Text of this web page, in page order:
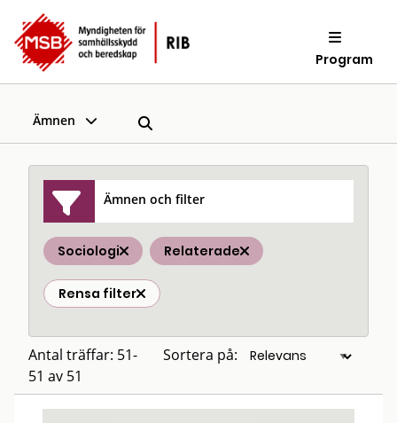
Program
Ämnen
Ämnen och filter
Sociologi Relaterade
Rensa filter
Antal träffar: 51-
51 av 51
Sortera på: